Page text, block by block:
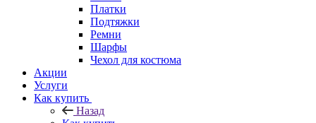
Платки
Подтяжки
Ремни
Шарфы
Чехол для костюма
Акции
Услуги
Как купить
Назад